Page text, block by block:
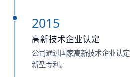
2015
高新技术企业认定
公司通过国家高新技术企业认
新型专利。